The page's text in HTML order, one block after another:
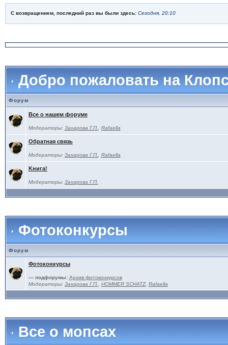
С возвращением, последний раз вы были здесь: Сегодня, 20:10
Добро пожаловать на
Форум
Все о нашем форуме
Модераторы: Захарова Г.П. Rafaella
Обратная связь
Модераторы: Захарова Г.П. Rafaella
Kнига!
Модераторы: Захарова Г.П.
Фотоконкурсы
Форум
Фотоконкурсы
— подфорумы: Архив фотоконкурсов
Модераторы: Захарова Г.П. HOMMER SCHATZ, Rafaella
Все о мопсах